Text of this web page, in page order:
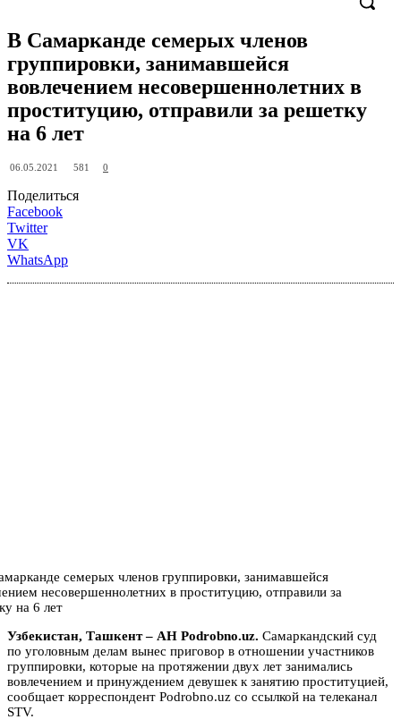
В Самарканде семерых членов
группировки, занимавшейся
вовлечением несовершеннолетних в
проституцию, отправили за решетку
на 6 лет
06.05.2021 581 0
Поделиться
Facebook
Twitter
VK
WhatsApp
Узбекистан, Ташкент – АН Podrobno.uz. Самаркандский суд
по уголовным делам вынес приговор в отношении участников
группировки, которые на протяжении двух лет занимались
вовлечением и принуждением девушек к занятию проституцией,
сообщает корреспондент Podrobno.uz со ссылкой на телеканал
STV.